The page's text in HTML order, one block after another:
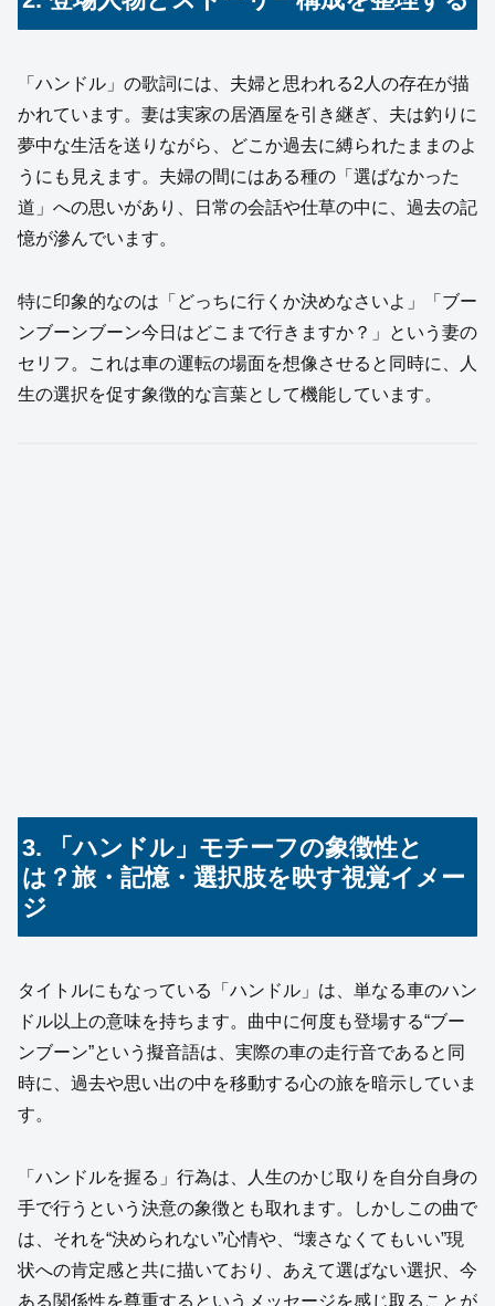
「ハンドル」の歌詞には、夫婦と思われる2人の存在が描
かれています。妻は実家の居酒屋を引き継ぎ、夫は釣りに
夢中な生活を送りながら、どこか過去に縛られたままのよ
うにも見えます。夫婦の間にはある種の「選ばなかった
道」への思いがあり、日常の会話や仕草の中に、過去の記
憶が滲んでいます。
特に印象的なのは「どっちに行くか決めなさいよ」「ブー
ンブーンブーン今日はどこまで行きますか？」という妻の
セリフ。これは車の運転の場面を想像させると同時に、人
生の選択を促す象徴的な言葉として機能しています。
3. 「ハンドル」モチーフの象徴性と
は？旅・記憶・選択肢を映す視覚イメー
ジ
タイトルにもなっている「ハンドル」は、単なる車のハン
ドル以上の意味を持ちます。曲中に何度も登場する“ブー
ンブーン”という擬音語は、実際の車の走行音であると同
時に、過去や思い出の中を移動する心の旅を暗示していま
す。
「ハンドルを握る」行為は、人生のかじ取りを自分自身の
手で行うという決意の象徴とも取れます。しかしこの曲で
は、それを“決められない”心情や、“壊さなくてもいい”現
状への肯定感と共に描いており、あえて選ばない選択、今
ある関係性を尊重するというメッセージを感じ取ることが